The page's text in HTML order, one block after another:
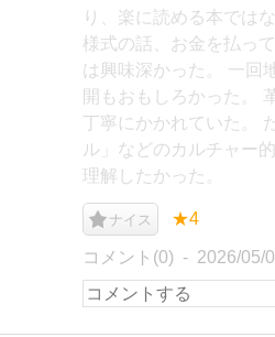
り、楽に読める本では
様式の話、お金を払っ
は興味深かった。 一回
開もおもしろかった。
丁寧にかかれていた。
ル」などのカルチャー
理解したかった。
ナイス ★4
コメント(0) 2026/05/